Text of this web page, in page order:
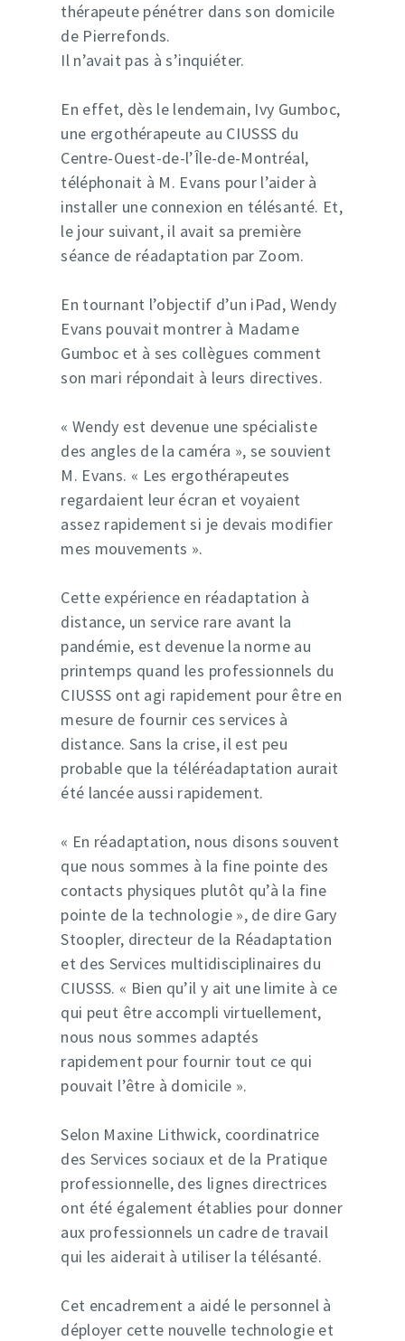
thérapeute pénétrer dans son domicile
de Pierrefonds.
Il n’avait pas à s’inquiéter.
En effet, dès le lendemain, Ivy Gumboc,
une ergothérapeute au CIUSSS du
Centre-Ouest-de-l’Île-de-Montréal,
téléphonait à M. Evans pour l’aider à
installer une connexion en télésanté. Et,
le jour suivant, il avait sa première
séance de réadaptation par Zoom.
En tournant l’objectif d’un iPad, Wendy
Evans pouvait montrer à Madame
Gumboc et à ses collègues comment
son mari répondait à leurs directives.
« Wendy est devenue une spécialiste
des angles de la caméra », se souvient
M. Evans. « Les ergothérapeutes
regardaient leur écran et voyaient
assez rapidement si je devais modifier
mes mouvements ».
Cette expérience en réadaptation à
distance, un service rare avant la
pandémie, est devenue la norme au
printemps quand les professionnels du
CIUSSS ont agi rapidement pour être en
mesure de fournir ces services à
distance. Sans la crise, il est peu
probable que la téléréadaptation aurait
été lancée aussi rapidement.
« En réadaptation, nous disons souvent
que nous sommes à la fine pointe des
contacts physiques plutôt qu’à la fine
pointe de la technologie », de dire Gary
Stoopler, directeur de la Réadaptation
et des Services multidisciplinaires du
CIUSSS. « Bien qu’il y ait une limite à ce
qui peut être accompli virtuellement,
nous nous sommes adaptés
rapidement pour fournir tout ce qui
pouvait l’être à domicile ».
Selon Maxine Lithwick, coordinatrice
des Services sociaux et de la Pratique
professionnelle, des lignes directrices
ont été également établies pour donner
aux professionnels un cadre de travail
qui les aiderait à utiliser la télésanté.
Cet encadrement a aidé le personnel à
déployer cette nouvelle technologie et